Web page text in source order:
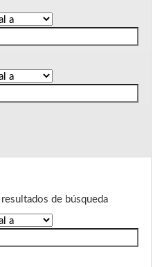
de búsqueda